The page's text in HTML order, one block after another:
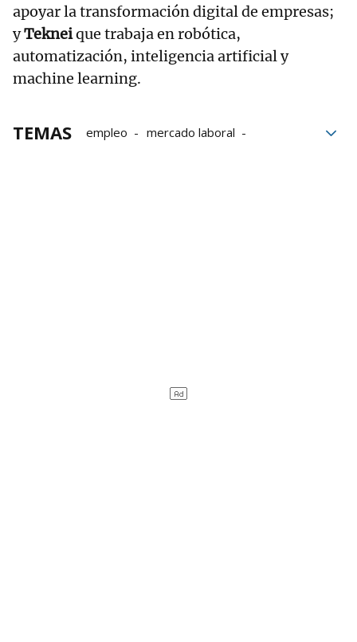
apoyar la transformación digital de empresas;
yTekneique trabaja en robótica,
automatización, inteligencia artificial y
machine learning.
TEMAS empleo
mercado laboral